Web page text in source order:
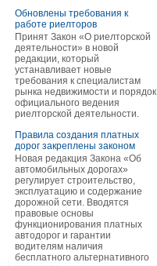
Обновлены требования к
работе риелторов
Принят Закон «О риелторской
деятельности» в новой
редакции, который
устанавливает новые
требования к специалистам
рынка недвижимости и порядок
официального ведения
риелторской деятельности.
Правила создания платных
дорог закреплены законом
Новая редакция Закона «Об
автомобильных дорогах»
регулирует строительство,
эксплуатацию и содержание
дорожной сети. Вводятся
правовые основы
функционирования платных
автодорог и гарантии
водителям наличия
бесплатного альтернативного